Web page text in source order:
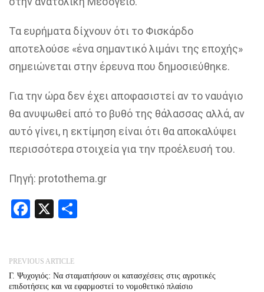
Τα ευρήματα δίχνουν ότι το Φισκάρδο
αποτελούσε «ένα σημαντικό λιμάνι της εποχής»
σημειώνεται στην έρευνα που δημοσιεύθηκε.
Για την ώρα δεν έχει αποφασιστεί αν το ναυάγιο
θα ανυψωθεί από το βυθό της θάλασσας αλλά, αν
αυτό γίνει, η εκτίμηση είναι ότι θα αποκαλύψει
περισσότερα στοιχεία για την προέλευσή του.
Πηγή: protothema.gr
Facebook
X
PREVIOUS ARTICLE
Γ. Ψυχογιός: Να σταματήσουν οι κατασχέσεις στις αγροτικές
επιδοτήσεις και να εφαρμοστεί το νομοθετικό πλαίσιο